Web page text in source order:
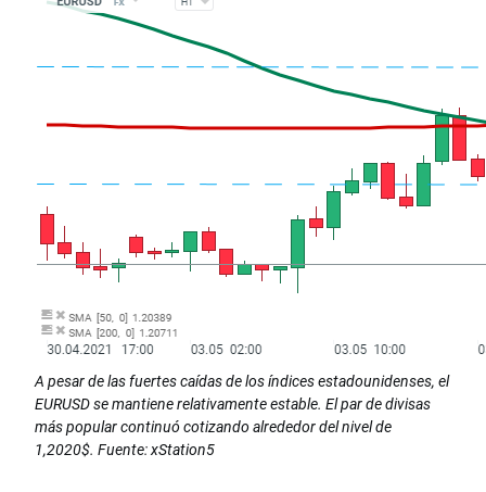
A pesar de las fuertes caídas de los índices estadounidenses, el
EURUSD se mantiene relativamente estable. El par de divisas
más popular continuó cotizando alrededor del nivel de
1,2020$. Fuente: xStation5